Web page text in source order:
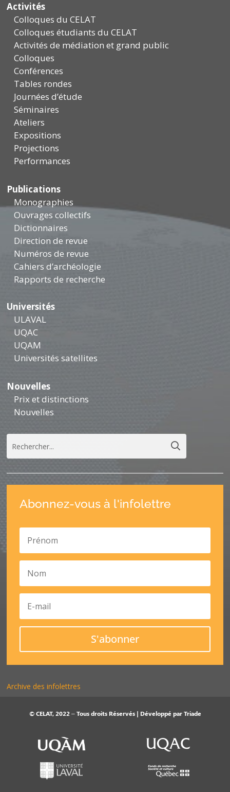
Activités
Colloques du CELAT
Colloques étudiants du CELAT
Activités de médiation et grand public
Colloques
Conférences
Tables rondes
Journées d’étude
Séminaires
Ateliers
Expositions
Projections
Performances
Publications
Monographies
Ouvrages collectifs
Dictionnaires
Direction de revue
Numéros de revue
Cahiers d’archéologie
Rapports de recherche
Universités
ULAVAL
UQAC
UQAM
Universités satellites
Nouvelles
Prix et distinctions
Nouvelles
Abonnez-vous à l'infolettre
S'abonner
Archive des infolettres
© CELAT, 2022 – Tous droits Réservés | Développé parTriade